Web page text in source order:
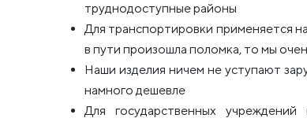
труднодоступные районы
Для транспортировки применяется
в пути произошла поломка, то мы
Наши изделия ничем не уступают
намного дешевле
Для государственных